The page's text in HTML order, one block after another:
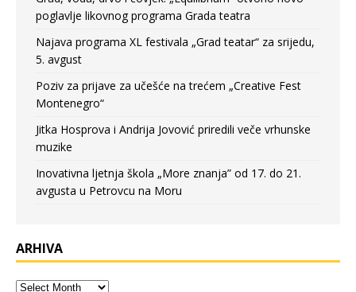
poglavlje likovnog programa Grada teatra
Najava programa XL festivala „Grad teatar“ za srijedu,
5. avgust
Poziv za prijave za učešće na trećem „Creative Fest
Montenegro“
Jitka Hosprova i Andrija Jovović priredili veče vrhunske
muzike
Inovativna ljetnja škola „More znanja” od 17. do 21.
avgusta u Petrovcu na Moru
ARHIVA